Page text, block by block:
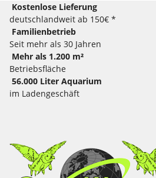
Kostenlose Lieferung
deutschlandweit ab 150€ *
Familienbetrieb
Seit mehr als 30 Jahren
Mehr als 1.200 m²
Betriebsfläche
56.000 Liter Aquarium
im Ladengeschäft